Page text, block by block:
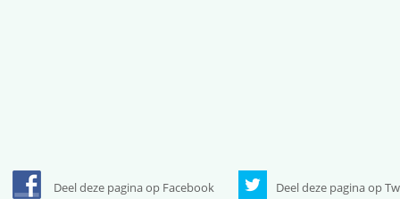
Deel deze pagina op Facebook Deel deze pagina op